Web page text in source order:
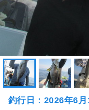
釣行日：2026年6